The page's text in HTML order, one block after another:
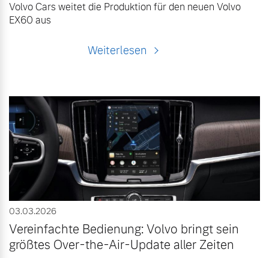
Volvo Cars weitet die Produktion für den neuen Volvo
EX60 aus
Weiterlesen
03.03.2026
Vereinfachte Bedienung: Volvo bringt sein
größtes Over-the-Air-Update aller Zeiten